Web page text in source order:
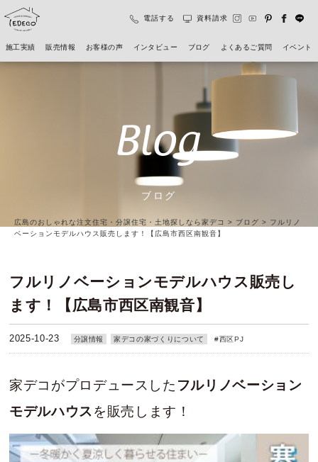
施工実績 販売情報 お客様の声 インタビュー ブログ よくあるご質問 イベント
電話する 資料請求
Blog
ブログ
広島のおしゃれな注文住宅・分譲住宅・土地探しなら家デコ > ブログ > フルリノ
ベーションモデルハウス販売します！【広島市西区南観音】
フルリノベーションモデルハウス販売し
ます！【広島市西区南観音】
2025-10-23 分譲情報 家デコの家づくりについて #西区PJ
家デコがプロデュースした フルリノベーション
モデルハウス を販売します！